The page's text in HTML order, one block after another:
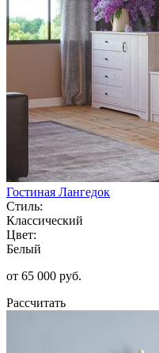
Гостиная Лангедок
Стиль:
Классический
Цвет:
Белый
от 65 000 руб.
Рассчитать